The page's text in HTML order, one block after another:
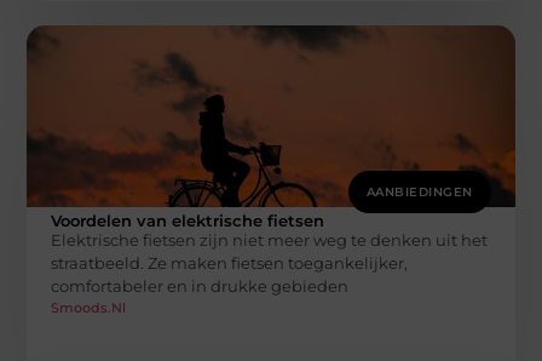
AANBIEDINGEN
Voordelen van elektrische fietsen
Elektrische fietsen zijn niet meer weg te denken uit het
straatbeeld. Ze maken fietsen toegankelijker,
comfortabeler en in drukke gebieden
Smoods.nl